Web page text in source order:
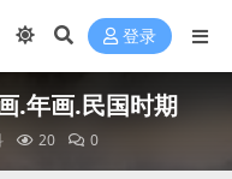
登录
.年画.民国时期
20 0